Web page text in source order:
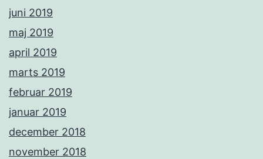
juni 2019
maj 2019
april 2019
marts 2019
februar 2019
januar 2019
december 2018
november 2018